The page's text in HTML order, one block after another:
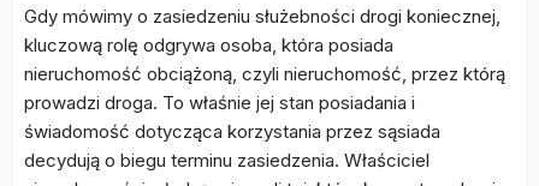
Gdy mówimy o zasiedzeniu służebności drogi koniecznej,
kluczową rolę odgrywa osoba, która posiada
nieruchomość obciążoną, czyli nieruchomość, przez którą
prowadzi droga. To właśnie jej stan posiadania i
świadomość dotycząca korzystania przez sąsiada
decydują o biegu terminu zasiedzenia. Właściciel